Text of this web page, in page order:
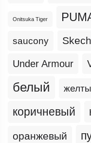
Onitsuka Tiger
saucony
Under Armour
белый
коричневый
оранжевый